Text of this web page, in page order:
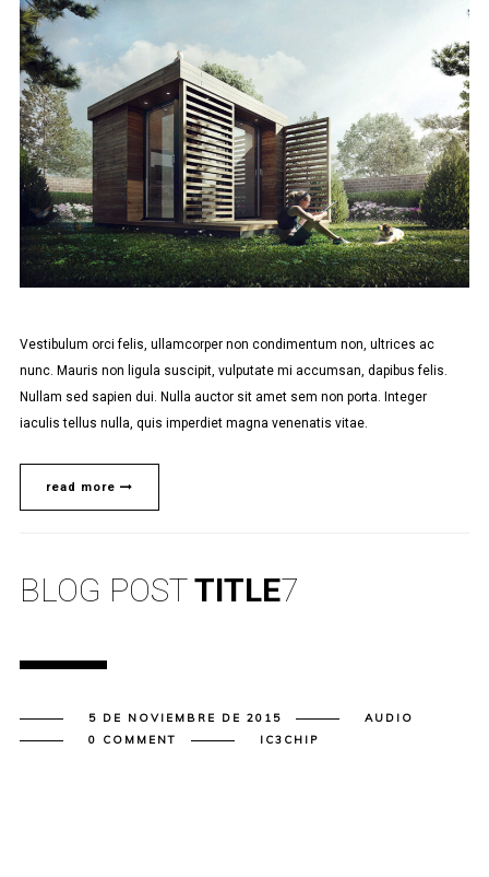
Vestibulum orci felis, ullamcorper non condimentum non, ultrices ac
nunc. Mauris non ligula suscipit, vulputate mi accumsan, dapibus felis.
Nullam sed sapien dui. Nulla auctor sit amet sem non porta. Integer
iaculis tellus nulla, quis imperdiet magna venenatis vitae.
read more
BLOG POSTTITLE7
5 DE NOVIEMBRE DE 2015
AUDIO
0 COMMENT
IC3CHIP